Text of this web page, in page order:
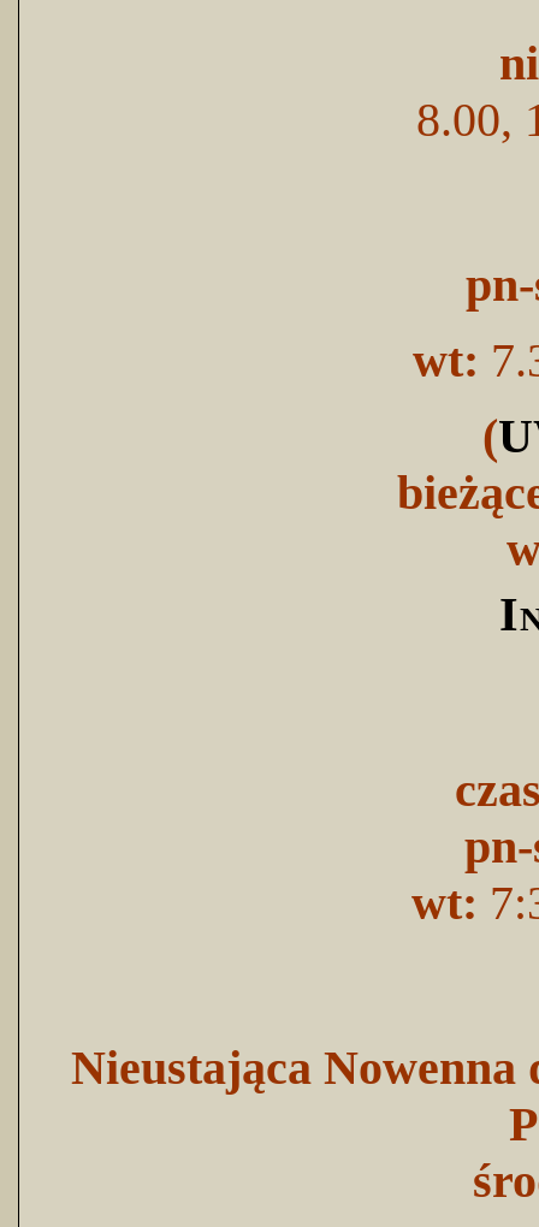
8.00,
wt:
(
wt:
Nieustająca